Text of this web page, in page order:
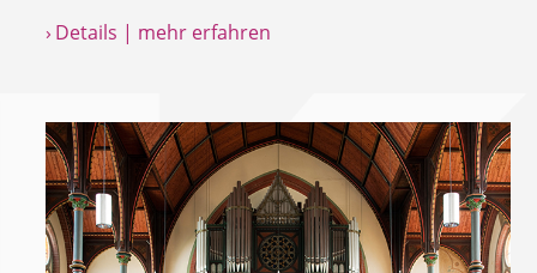
› Details | mehr erfahren